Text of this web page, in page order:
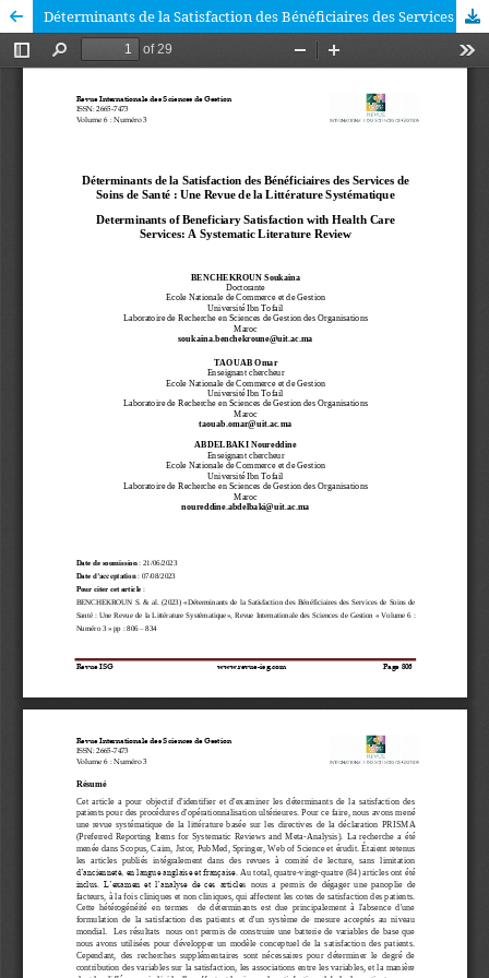
Déterminants de la Satisfaction des Bénéficiaires des Services de Soins de Santé : Une Revue de la Littérature Systématique